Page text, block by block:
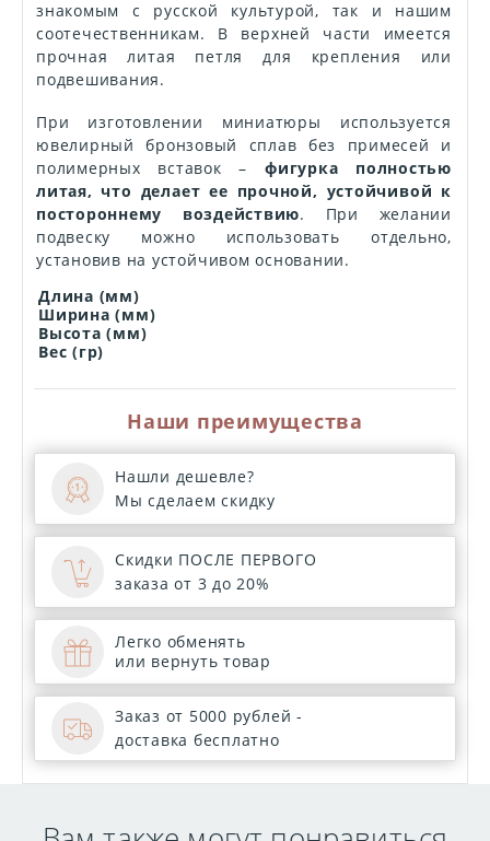
знакомым с русской культурой, так и нашим
соотечественникам. В верхней части имеется
прочная литая петля для крепления или
подвешивания.
При изготовлении миниатюры используется
ювелирный бронзовый сплав без примесей и
полимерных вставок –фигурка полностью
литая, что делает ее прочной, устойчивой к
постороннему воздействию. При желании
подвеску можно использовать отдельно,
установив на устойчивом основании.
Длина (мм)
Ширина (мм)
Высота (мм)
Вес (гр)
Наши преимущества
Нашли дешевле?
Мы сделаем скидку
Скидки ПОСЛЕ ПЕРВОГО
заказа от 3 до 20%
Легко обменять
или вернуть товар
Заказ от 5000 рублей -
доставка бесплатно